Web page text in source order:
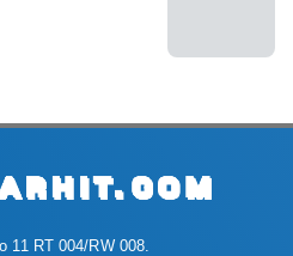
11 RT 004/RW 008.